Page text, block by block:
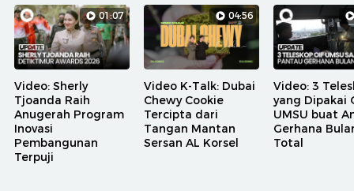
01:07
Video: Sherly
Tjoanda Raih
Anugerah Program
Inovasi
Pembangunan
Terpuji
04:56
Video K-Talk: Dubai
Chewy Cookie
Tercipta dari
Tangan Mantan
Sersan AL Korsel
Video: 3
yang Dipakai
UMSU buat
Gerhana
Total